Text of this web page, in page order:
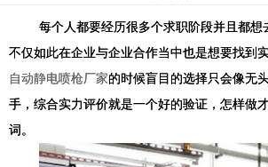
每个人都要经历很多个求职阶段并且都想
不仅如此在企业与企业合作当中也是想要找到
自动静电喷枪厂家的时候盲目的选择只会像无
手，综合实力评价就是一个好的验证，怎样做
词。